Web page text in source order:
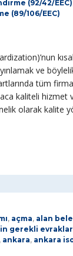
(92/42/EEC)
(89/106/EEC)
ve
tüm
kaliteli hizmet
olarak kalite
, açma, alan
gerekli evraklar
, ankara, ankara